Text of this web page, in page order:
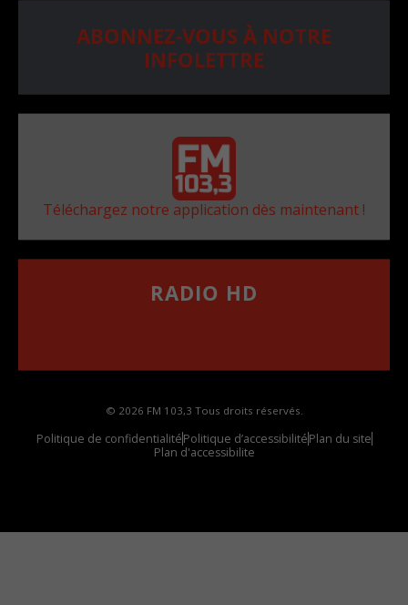
ABONNEZ-VOUS À NOTRE
INFOLETTRE
Téléchargez notre application dès maintenant !
RADIO HD
© 2026 FM 103,3 Tous droits réservés.
Politique de confidentialitéPolitique d’accessibilitéPlan du site
Plan d'accessibilite